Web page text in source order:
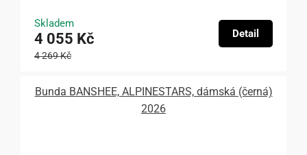
Skladem
4 055 Kč
4 269 Kč
Detail
Bunda BANSHEE, ALPINESTARS, dámská (černá)
2026